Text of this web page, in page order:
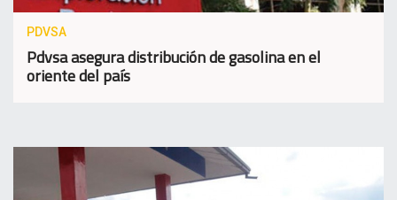
PDVSA
Pdvsa asegura distribución de gasolina en el
oriente del país